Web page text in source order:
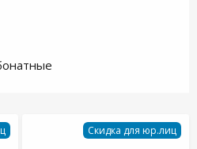
Скидка для юр.лиц